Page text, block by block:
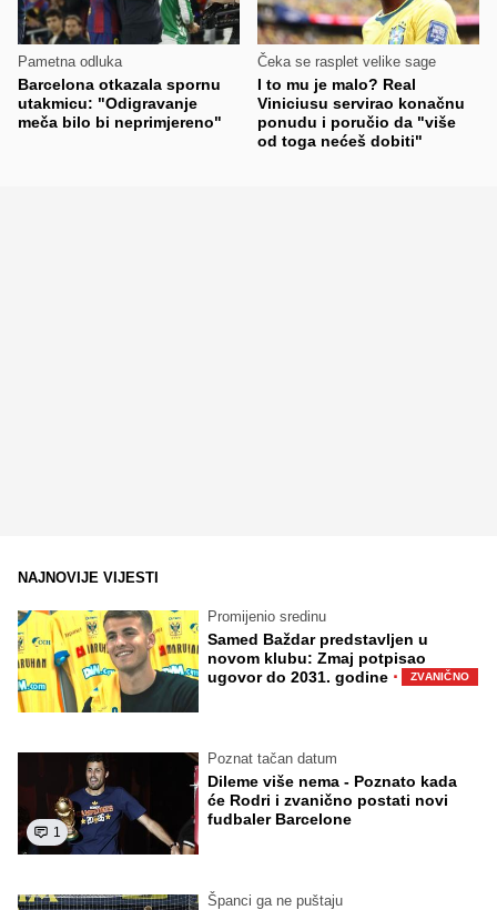
Pametna odluka
Barcelona otkazala spornu
utakmicu: "Odigravanje
meča bilo bi neprimjereno"
Čeka se rasplet velike sage
I to mu je malo? Real
Viniciusu servirao konačnu
ponudu i poručio da "više
od toga nećeš dobiti"
NAJNOVIJE VIJESTI
Promijenio sredinu
Samed Baždar predstavljen u
novom klubu: Zmaj potpisao
ugovor do 2031. godine · ZVANIČNO
1
Poznat tačan datum
Dileme više nema - Poznato kada
će Rodri i zvanično postati novi
fudbaler Barcelone
Španci ga ne puštaju